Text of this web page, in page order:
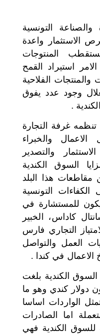
التونسية
الاستثمار واعدة
المنتوجات
استيراد القمح
الفلاحية
وجود عدد يفوق
.
غرفة التجارة
والخبراء
والتصدير
السوق الكندية
مقاطعات هذا البلد
الكفاءات التونسية
للمستشارة في
كاداس، الخبير
التجاري فارس
العمل والتواصل
الاعمال في كندا .
الكندية بلغت
ما يعادل 96 مليون دولار كندي وهو ما
وتتمثل الواردات اساسا
اما الصادرات
للسوق الكندية فهي